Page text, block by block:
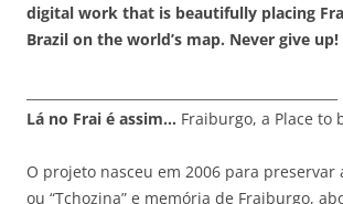
digital work that is beautifully placing
Brazil on the world’s map. Never give up!
Lá no Frai é assim… Fraiburgo, a Place to
O projeto nasceu em 2006 para preservar
ou “Tchozina” e memória de Fraiburgo,